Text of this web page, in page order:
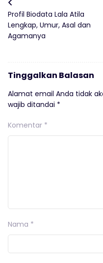
Profil Biodata Lala Atila
Lengkap, Umur, Asal dan
Agamanya
Tinggalkan Balasan
Alamat email Anda tidak
wajib ditandai *
Komentar *
Nama *